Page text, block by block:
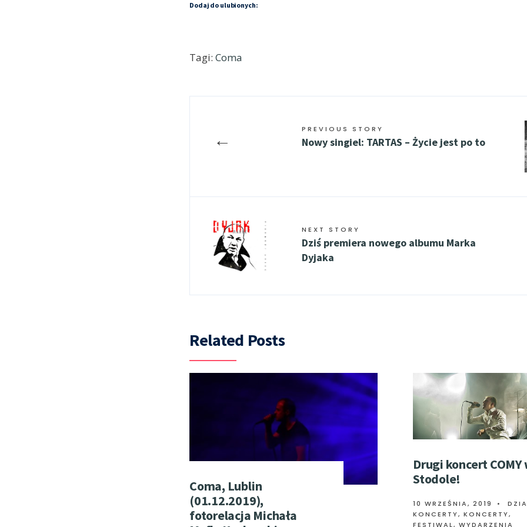
Dodaj do ulubionych:
Tagi: Coma
← PREVIOUS STORY
Nowy singiel: TARTAS – Życie jest po to
NEXT STORY
Dziś premiera nowego albumu Marka
Dyjaka
Related Posts
Coma, Lublin
(01.12.2019),
fotorelacja Michała
Drugi koncert COMY
Stodole!
10 WRZEŚNIA, 2019 •
KONCERTY, KONCERTY,
FESTIWAL, WYDARZENIA